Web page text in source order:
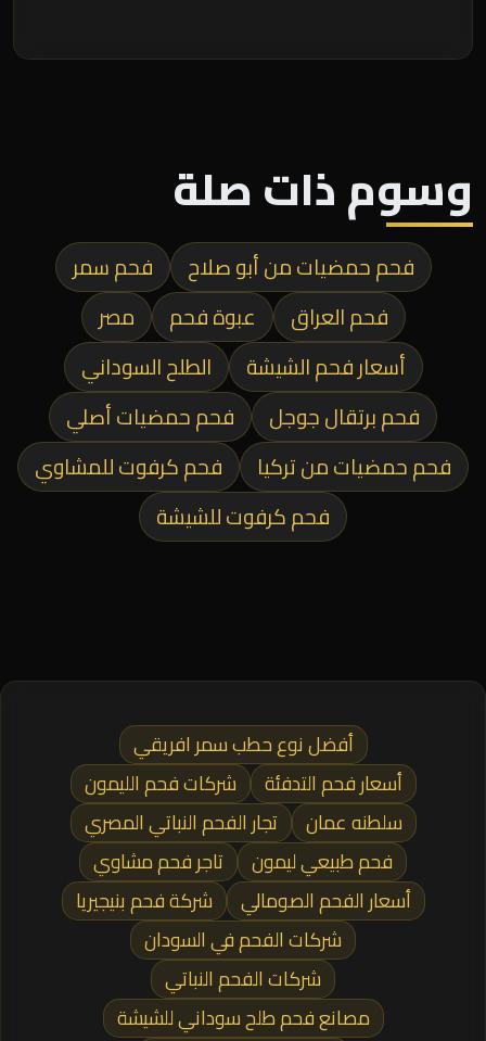
وسوم ذات صلة
فحم حمضيات من أبو صلاح
فحم سمر
فحم العراق
عبوة فحم
مصر
أسعار فحم الشيشة
الطلح السوداني
فحم برتقال جوجل
فحم حمضيات أصلي
فحم حمضيات من تركيا
فحم كرفوت للمشاوي
فحم كرفوت للشيشة
أفضل نوع حطب سمر افريقي
أسعار فحم التدفئة
شركات فحم الليمون
سلطنه عمان
تجار الفحم النباتي المصري
فحم طبيعي ليمون
تاجر فحم مشاوي
أسعار الفحم الصومالي
شركة فحم بنيجيريا
شركات الفحم في السودان
شركات الفحم النباتي
مصانع فحم طلح سوداني للشيشة